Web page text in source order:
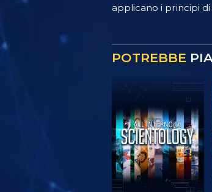
applicano i principi di
POTREBBE